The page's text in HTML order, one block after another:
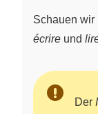
Schauen wir
écrire und
Der